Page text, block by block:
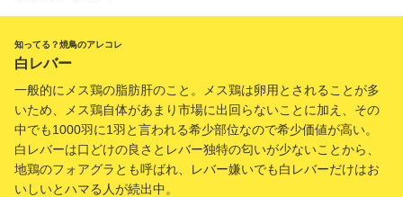
知ってる？焼鳥のアレコレ
白レバー
一般的にメス鶏の脂肪肝のこと。メス鶏は卵用とされることが多
いため、メス鶏自体があまり市場に出回らないことに加え、その
中でも1000羽に1羽と言われる希少部位なので希少価値が高い。
白レバーは口どけの良さとレバー独特の匂いが少ないことから、
地鶏のフォアグラとも呼ばれ、レバー嫌いでも白レバーだけはお
いしいとハマる人が続出中。